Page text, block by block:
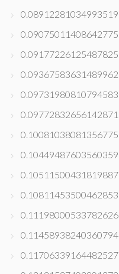
0.08912281034993519
0.09075011408642775
0.09177226125487825
0.09367583631489962
0.09731980810794583
0.09772832656142871
0.10081038081356775
0.10449487603560359
0.10511500431819887
0.10811453500462853
0.11198000533782626
0.11458938240360794
0.11706339164482527